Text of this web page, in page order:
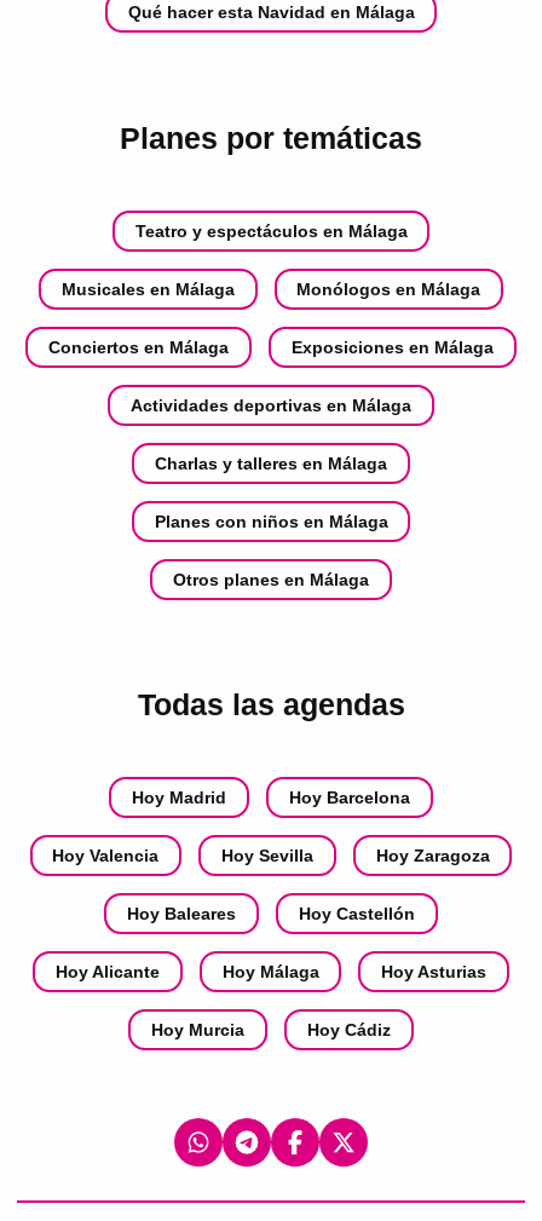
Qué hacer esta Navidad en Málaga
Planes por temáticas
Teatro y espectáculos en Málaga
Musicales en Málaga Monólogos en Málaga
Conciertos en Málaga Exposiciones en Málaga
Actividades deportivas en Málaga
Charlas y talleres en Málaga
Planes con niños en Málaga
Otros planes en Málaga
Todas las agendas
Hoy Madrid Hoy Barcelona
Hoy Valencia Hoy Sevilla Hoy Zaragoza
Hoy Baleares Hoy Castellón
Hoy Alicante Hoy Málaga Hoy Asturias
Hoy Murcia Hoy Cádiz